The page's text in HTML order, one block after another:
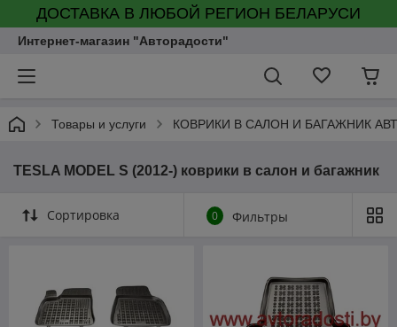
ДОСТАВКА В ЛЮБОЙ РЕГИОН БЕЛАРУСИ
Интернет-магазин "Авторадости"
Товары и услуги КОВРИКИ В САЛОН И БАГАЖНИК
TESLA MODEL S (2012-) коврики в салон и багажник
Сортировка 0 Фильтры